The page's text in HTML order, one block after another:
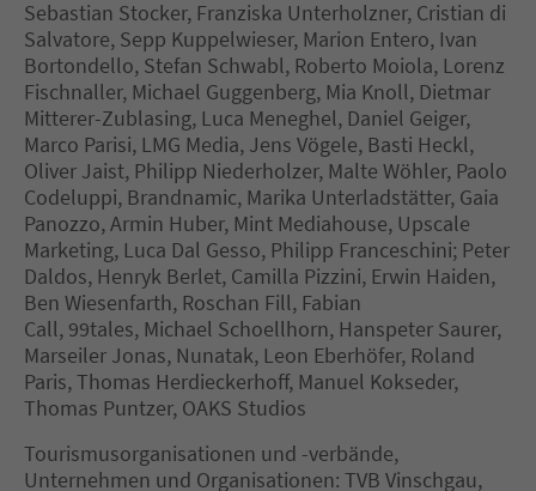
Sebastian Stocker, Franziska Unterholzner, Cristian di
Salvatore, Sepp Kuppelwieser, Marion Entero, Ivan
Bortondello, Stefan Schwabl, Roberto Moiola, Lorenz
Fischnaller, Michael Guggenberg, Mia Knoll, Dietmar
Mitterer-Zublasing, Luca Meneghel, Daniel Geiger,
Marco Parisi, LMG Media, Jens Vögele, Basti Heckl,
Oliver Jaist, Philipp Niederholzer, Malte Wöhler, Paolo
Codeluppi, Brandnamic, Marika Unterladstätter, Gaia
Panozzo, Armin Huber, Mint Mediahouse, Upscale
Marketing, Luca Dal Gesso, Philipp Franceschini; Peter
Daldos, Henryk Berlet, Camilla Pizzini, Erwin Haiden,
Ben Wiesenfarth, Roschan Fill, Fabian
Call, 99tales, Michael Schoellhorn, Hanspeter Saurer,
Marseiler Jonas, Nunatak, Leon Eberhöfer, Roland
Paris, Thomas Herdieckerhoff, Manuel Kokseder,
Thomas Puntzer, OAKS Studios
Tourismusorganisationen und -verbände,
Unternehmen und Organisationen: TVB Vinschgau,